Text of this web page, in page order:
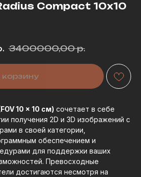
Compact 10х10
3400000,00 р.
корзину
10 x 10 см) сочетает в себе
получения 2D и 3D изображений с
в своей категории,
обеспечением и
для поддержки ваших
Превосходные
достигаются несмотря на